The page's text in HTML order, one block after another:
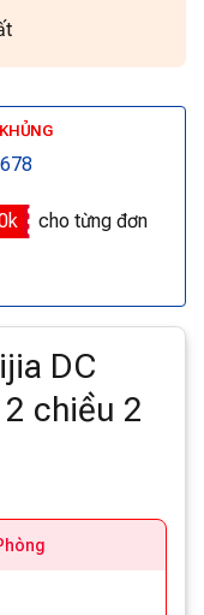
cho từng đơn
DC
chiều 2